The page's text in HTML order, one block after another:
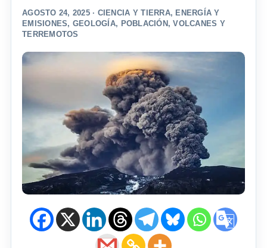
AGOSTO 24, 2025 · CIENCIA Y TIERRA, ENERGÍA Y
EMISIONES, GEOLOGÍA, POBLACIÓN ,VOLCANES Y
TERREMOTOS